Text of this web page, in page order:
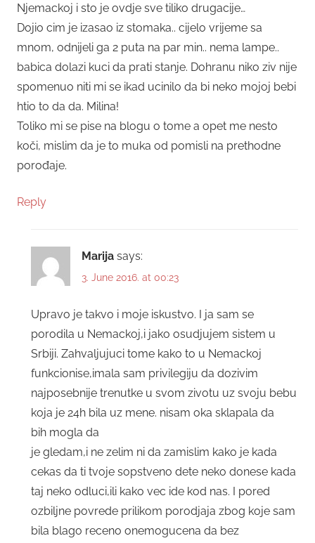
Njemackoj i sto je ovdje sve tiliko drugacije…
Dojio cim je izasao iz stomaka.. cijelo vrijeme sa
mnom, odnijeli ga 2 puta na par min.. nema lampe..
babica dolazi kuci da prati stanje. Dohranu niko ziv nije
spomenuo niti mi se ikad ucinilo da bi neko mojoj bebi
htio to da da. Milina!
Toliko mi se pise na blogu o tome a opet me nesto
koči, mislim da je to muka od pomisli na prethodne
porođaje.
Reply
Marija says:
3. June 2016. at 00:23
Upravo je takvo i moje iskustvo. I ja sam se
porodila u Nemackoj,i jako osudjujem sistem u
Srbiji. Zahvaljujuci tome kako to u Nemackoj
funkcionise,imala sam privilegiju da dozivim
najposebnije trenutke u svom zivotu uz svoju bebu
koja je 24h bila uz mene. nisam oka sklapala da
bih mogla da
je gledam,i ne zelim ni da zamislim kako je kada
cekas da ti tvoje sopstveno dete neko donese kada
taj neko odluci,ili kako vec ide kod nas. I pored
ozbiljne povrede prilikom porodjaja zbog koje sam
bila blago receno onemogucena da bez